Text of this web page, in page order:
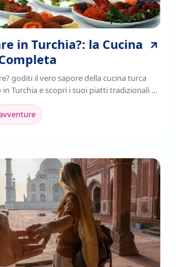
in Turchia?: la Cucina
goditi il vero sapore della cucina turca
Turchia e scopri i suoi piatti tradizionali ,
di tradizioni culinarie regionali,